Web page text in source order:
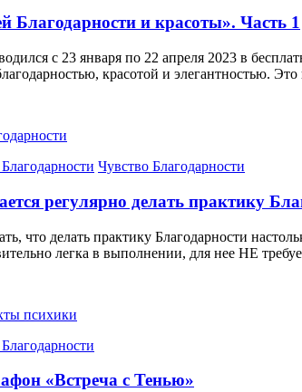
Благодарности и красоты». Часть 1
с 23 января по 22 апреля 2023 в
красотой и элегантностью.
Чувство Благодарности
регулярно делать практику
что делать практику Благодарности
легка в выполнении, для нее НЕ
«Встреча с Тенью»